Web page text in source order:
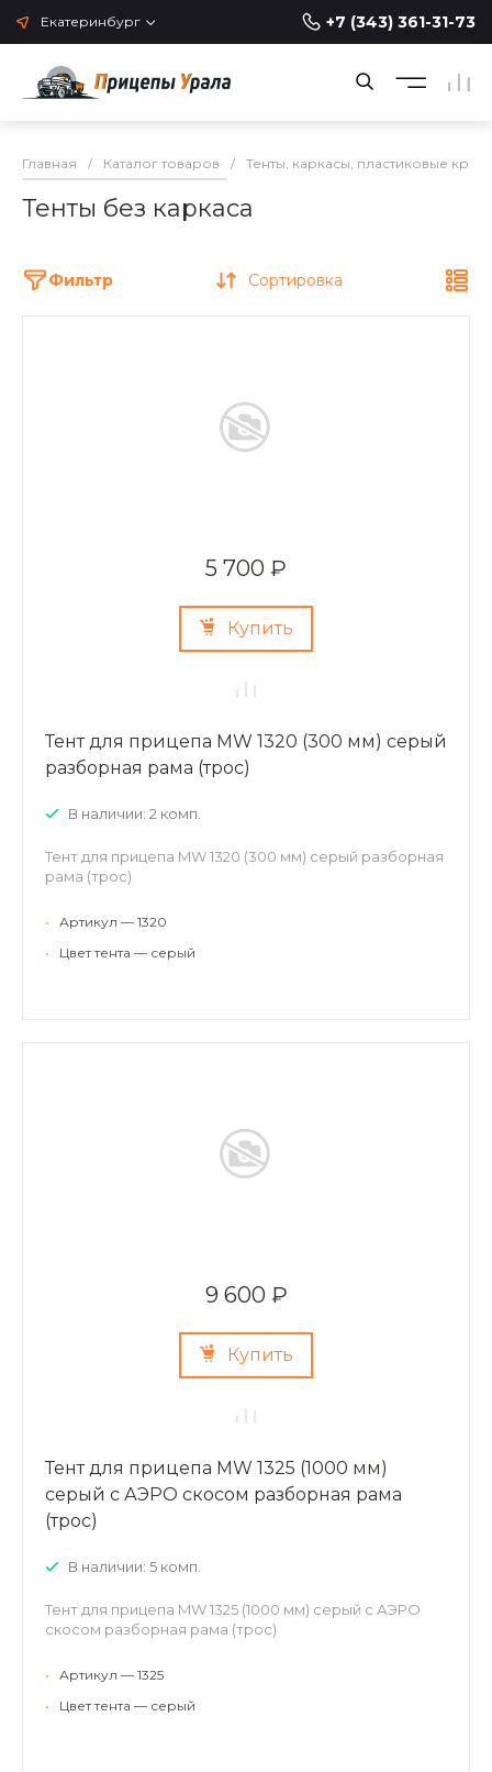
Екатеринбург +7 (343) 361-31-73
Главная / Каталог товаров / Тенты, каркасы, пластиковые
Тенты без каркаса
Фильтр Сортировка
5 700 ₽
Купить
Тент для прицепа MW 1320 (300 мм) серый
разборная рама (трос)
В наличии: 2 комп.
Тент для прицепа MW 1320 (300 мм) серый разборная
рама (трос)
•
Артикул — 1320
•
Цвет тента — серый
9 600 ₽
Купить
Тент для прицепа MW 1325 (1000 мм)
серый с АЭРО скосом разборная рама
(трос)
В наличии: 5 комп.
Тент для прицепа MW 1325 (1000 мм) серый с АЭРО
скосом разборная рама (трос)
•
Артикул — 1325
•
Цвет тента — серый